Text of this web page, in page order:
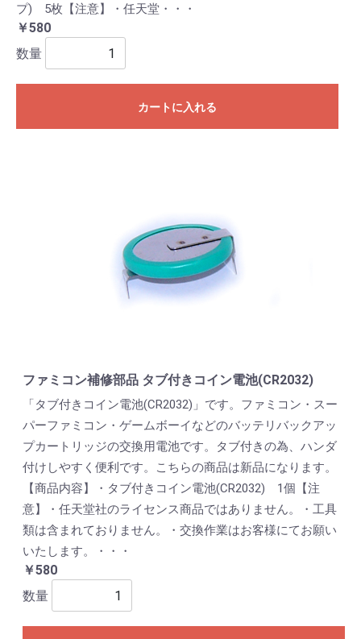
プ) 5枚【注意】・任天堂・・・
￥580
数量
カートに入れる
ファミコン補修部品 タブ付きコイン電池(CR2032)
「タブ付きコイン電池(CR2032)」です。ファミコン・スー
パーファミコン・ゲームボーイなどのバッテリバックアッ
プカートリッジの交換用電池です。タブ付きの為、ハンダ
付けしやすく便利です。こちらの商品は新品になります。
【商品内容】・タブ付きコイン電池(CR2032) 1個【注
意】・任天堂社のライセンス商品ではありません。・工具
類は含まれておりません。・交換作業はお客様にてお願い
いたします。・・・
￥580
数量